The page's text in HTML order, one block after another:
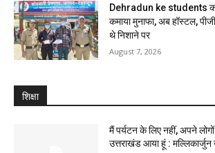
Dehradun ke students
कमाया मुनाफा, अब हॉस्टल,
थे निशाने पर
August 7, 2026
शिक्षा
मैं पर्यटन के लिए नहीं, अपने
उत्तराखंड आया हूं :